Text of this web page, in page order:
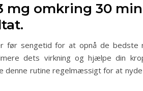
mg omkring 30
før sengetid for at opnå de bedste
dets virkning og hjælpe din
denne rutine regelmæssigt for at